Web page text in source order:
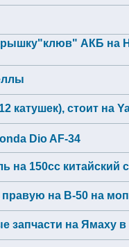
АКБ на
катушек), стоит на
Dio AF-34
на 150сс китайский
на В-50 на
запчасти на Ямаху в